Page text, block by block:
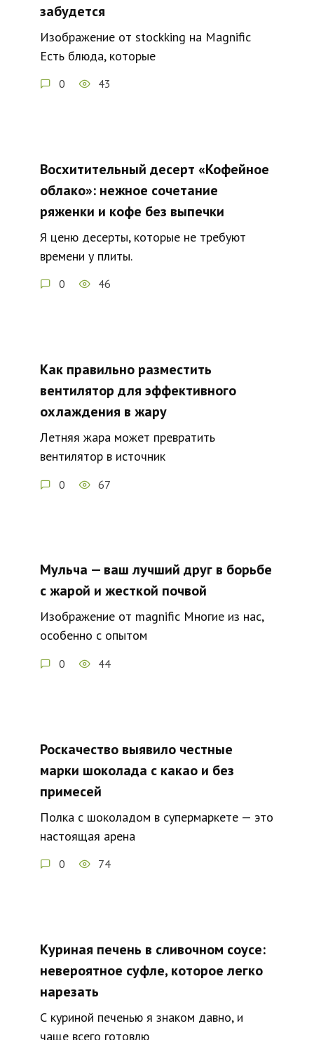
забудется
Изображение от stockking на Magnific
Есть блюда, которые
0 43
Восхитительный десерт «Кофейное
облако»: нежное сочетание
ряженки и кофе без выпечки
Я ценю десерты, которые не требуют
времени у плиты.
0 46
Как правильно разместить
вентилятор для эффективного
охлаждения в жару
Летняя жара может превратить
вентилятор в источник
0 67
Мульча — ваш лучший друг в борьбе
с жарой и жесткой почвой
Изображение от magnific Многие из нас,
особенно с опытом
0 44
Роскачество выявило честные
марки шоколада с какао и без
примесей
Полка с шоколадом в супермаркете — это
настоящая арена
0 74
Куриная печень в сливочном соусе:
невероятное суфле, которое легко
нарезать
С куриной печенью я знаком давно, и
чаще всего готовлю